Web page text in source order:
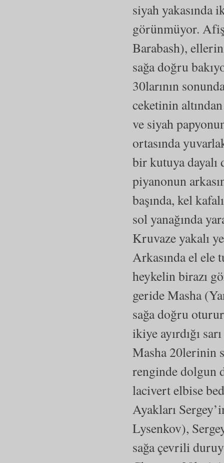
siyah yakasında
görünmüyor.
Barabash),
sağa doğru
30larının
ceketinin
ve siyah
ortasında
bir kutuya
piyanonun
başında, kel
sol yanağında
Kruvaze yakalı
Arkasında el ele
heykelin birazı
geride Masha
sağa doğru
ikiye ayırdığı
Masha 20lerinin
renginde dolgun
lacivert elbise
Ayakları
Lysenkov),
sağa çevrili